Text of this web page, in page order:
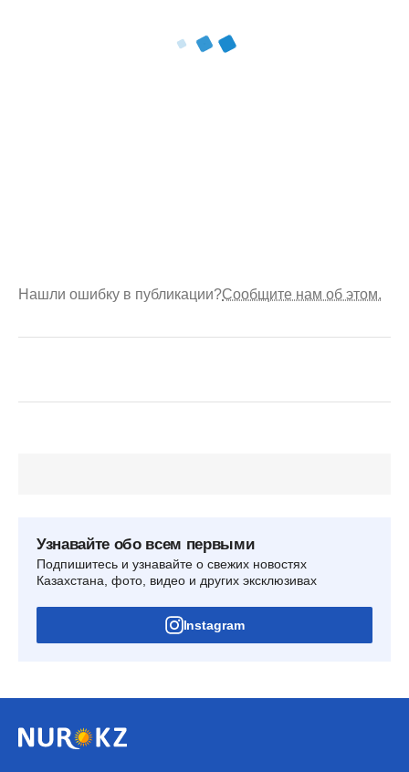
Нашли ошибку в публикации?Сообщите нам об этом.
Узнавайте обо всем первыми
Подпишитесь и узнавайте о свежих новостях
Казахстана, фото, видео и других эксклюзивах
Instagram